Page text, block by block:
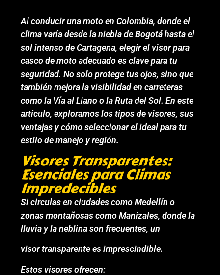
Al conducir una moto en Colombia, donde el
clima varía desde la niebla de Bogotá hasta el
sol intenso de Cartagena, elegir el visor para
casco de moto adecuado es clave para tu
seguridad. No solo protege tus ojos, sino que
también mejora la visibilidad en carreteras
como la Vía al Llano o la Ruta del Sol. En este
artículo, exploramos los tipos de visores, sus
ventajas y cómo seleccionar el ideal para tu
estilo de manejo y región.
Visores Transparentes:
Esenciales para Climas
Impredecibles
Si circulas en ciudades como Medellín o
zonas montañosas como Manizales, donde la
lluvia y la neblina son frecuentes, un
visor transparente es imprescindible.
Estos visores ofrecen: